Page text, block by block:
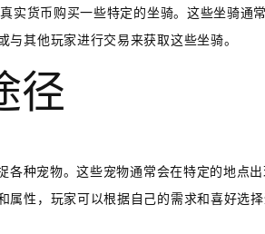
实货币购买一些特定的坐骑。这些坐骑通
其他玩家进行交易来获取这些坐骑。
径
各种宠物。这些宠物通常会在特定的地点
性，玩家可以根据自己的需求和喜好选择